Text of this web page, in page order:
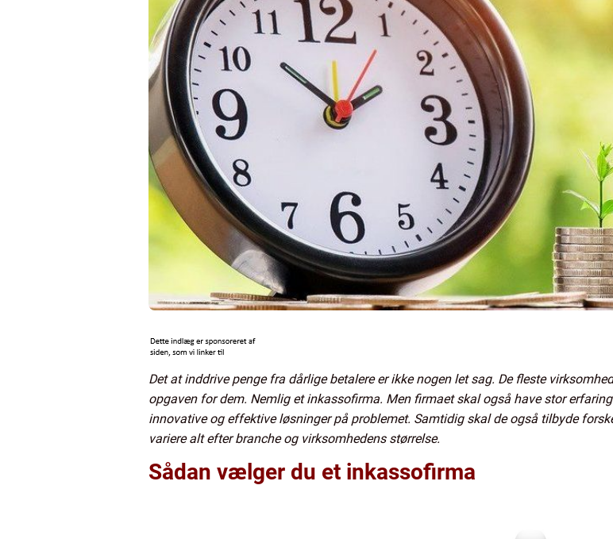
Det at inddrive penge fra dårlige betalere er ikke nogen let sag. De fleste
opgaven for dem. Nemlig et inkassofirma. Men firmaet skal også have stor
innovative og effektive løsninger på problemet. Samtidig skal de også tilbyde
variere alt efter branche og virksomhedens størrelse.
Sådan vælger du et inkassofirma